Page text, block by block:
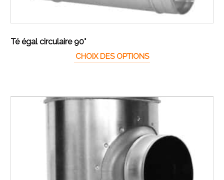
Té égal circulaire 90°
CHOIX DES OPTIONS